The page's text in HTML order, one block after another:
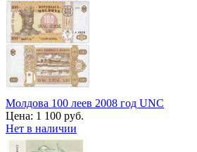
Молдова 100 леев 2008 год UNC
Цена: 1 100 руб.
Нет в наличии